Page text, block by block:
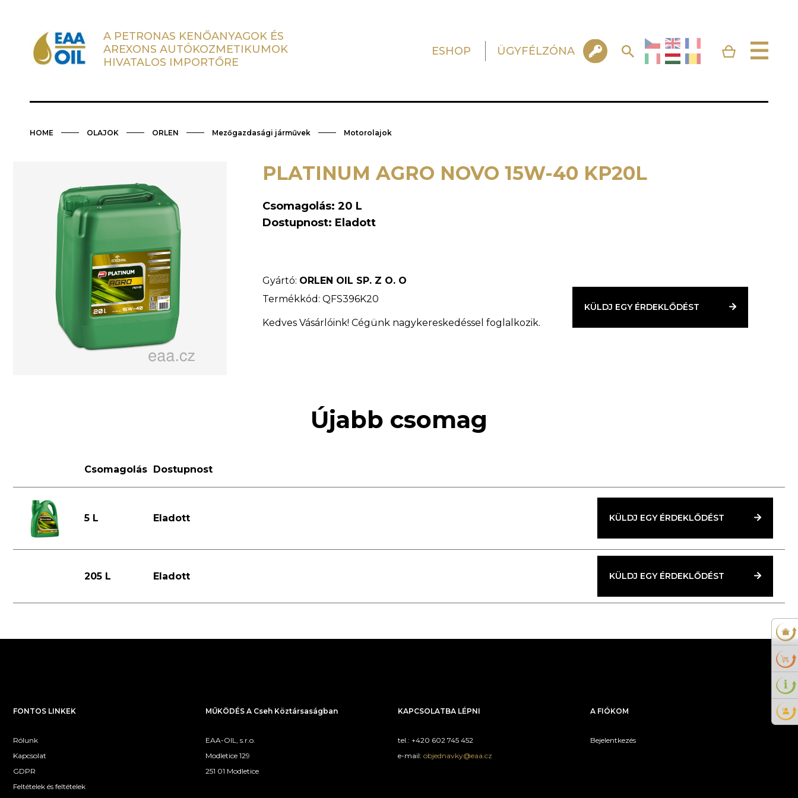
A PETRONAS KENŐANYAGOK ÉS
AREXONS AUTÓKOZMETIKUMOK
HIVATALOS IMPORTŐRE
ESHOP ÜGYFÉLZÓNA
HOME OLAJOK ORLEN Mezőgazdasági járművek Motorolajok
PLATINUM AGRO NOVO 15W-40 KP20L
Csomagolás: 20 L
Dostupnost: Eladott
Gyártó: ORLEN OIL SP. Z O. O
Termékkód: QFS396K20
Kedves Vásárlóink! Cégünk nagykereskedéssel foglalkozik.
KÜLDJ EGY ÉRDEKLŐDÉST
Újabb csomag
Csomagolás Dostupnost
5 L Eladott KÜLDJ EGY ÉRDEKLŐDÉST
205 L Eladott KÜLDJ EGY ÉRDEKLŐDÉST
FONTOS LINKEK
Rólunk
Kapcsolat
GDPR
Feltételek és feltételek
MŰKÖDÉS A Cseh Köztársaságban
EAA-OIL, s.r.o.
Modletice 129
251 01 Modletice
KAPCSOLATBA LÉPNI
tel.: +420 602 745 452
e-mail: objednavky@eaa.cz
A FIÓKOM
Bejelentkezés